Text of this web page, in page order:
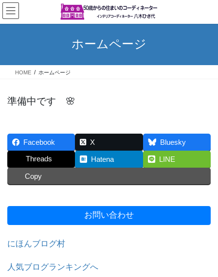
コ
ン
テ
ス
ナ
ビ
ゲ
ン
ホームページ
HOME ホームページ
準備中です 🌸
Facebook X
Bluesky
Threads
Hatena LINE
Copy
お問い合わせ
にほんブログ村
人気ブログランキングへ